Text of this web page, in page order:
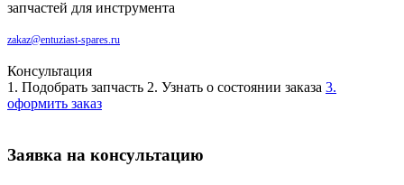
запчастей для инструмента
zakaz@entuziast-spares.ru
Консультация
1. Подобрать запчасть 2. Узнать о состоянии заказа 3.
оформить заказ
Заявка на консультацию